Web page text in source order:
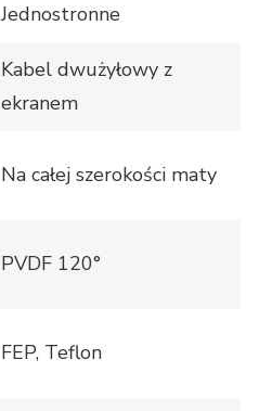
Jednostronne
Kabel dwużyłowy z
ekranem
Na całej szerokości maty
PVDF 120°
FEP, Teflon